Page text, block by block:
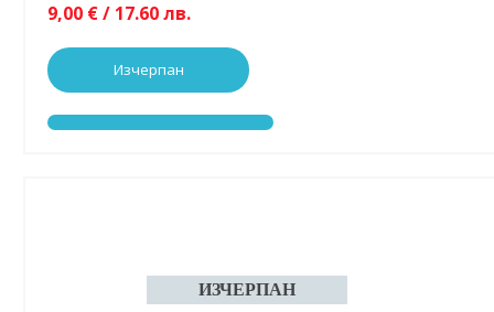
9,00 € / 17.60 лв.
Изчерпан